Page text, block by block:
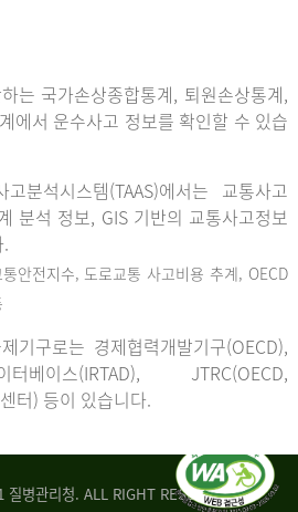
는 국가손상종합통계, 퇴원손상통계,
에서 운수사고 정보를 확인할 수 있습
분석시스템(TAAS)에서는 교통사고
분석 정보, GIS 기반의 교통사고정보
안전지수, 도로교통 사고비용 추계, OECD
기구로는 경제협력개발기구(OECD),
이터베이스(IRTAD), JTRC(OECD,
터) 등이 있습니다.
병관리청. ALL RIGHT RESERVED